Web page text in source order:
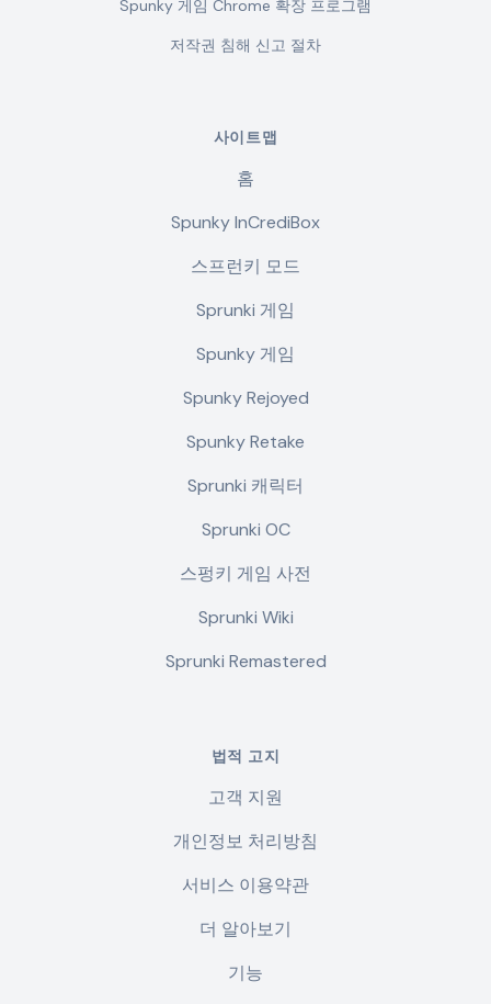
Spunky 게임 Chrome 확장 프로그램
저작권 침해 신고 절차
사이트맵
홈
Spunky InCrediBox
스프런키 모드
Sprunki 게임
Spunky 게임
Spunky Rejoyed
Spunky Retake
Sprunki 캐릭터
Sprunki OC
스펑키 게임 사전
Sprunki Wiki
Sprunki Remastered
법적 고지
고객 지원
개인정보 처리방침
서비스 이용약관
더 알아보기
기능